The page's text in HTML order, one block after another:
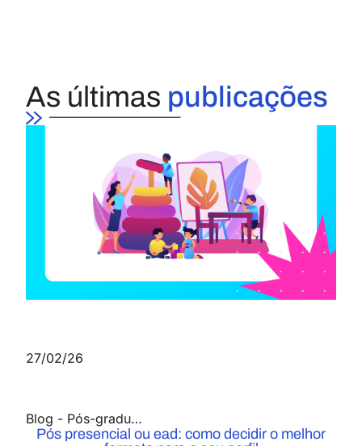
As últimas publicações
27/02/26
Blog - Pós-graduação
Pós presencial ou ead: como decidir o melhor